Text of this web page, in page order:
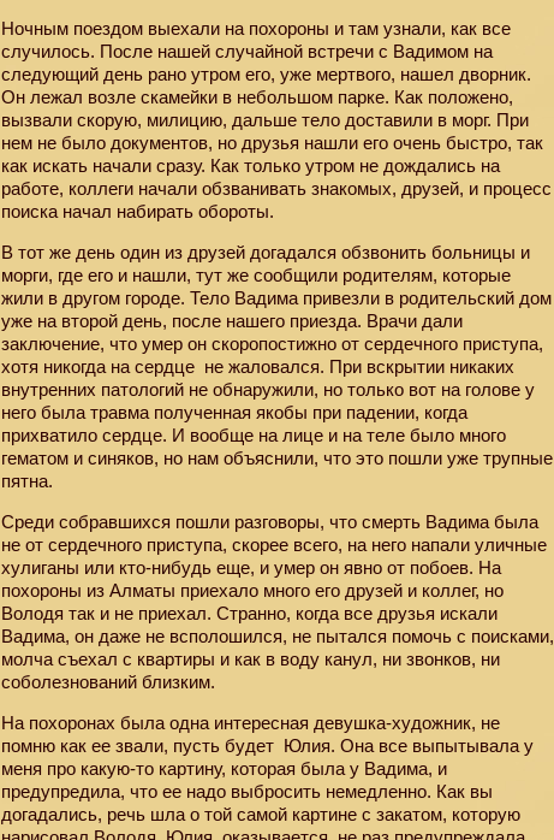
Ночным поездом выехали на похороны и там узнали, как все
случилось. После нашей случайной встречи с Вадимом на
следующий день рано утром его, уже мертвого, нашел дворник.
Он лежал возле скамейки в небольшом парке. Как положено,
вызвали скорую, милицию, дальше тело доставили в морг. При
нем не было документов, но друзья нашли его очень быстро, так
как искать начали сразу. Как только утром не дождались на
работе, коллеги начали обзванивать знакомых, друзей, и процесс
поиска начал набирать обороты.
В тот же день один из друзей догадался обзвонить больницы и
морги, где его и нашли, тут же сообщили родителям, которые
жили в другом городе. Тело Вадима привезли в родительский дом
уже на второй день, после нашего приезда. Врачи дали
заключение, что умер он скоропостижно от сердечного приступа,
хотя никогда на сердце не жаловался. При вскрытии никаких
внутренних патологий не обнаружили, но только вот на голове у
него была травма полученная якобы при падении, когда
прихватило сердце. И вообще на лице и на теле было много
гематом и синяков, но нам объяснили, что это пошли уже трупные
пятна.
Среди собравшихся пошли разговоры, что смерть Вадима была
не от сердечного приступа, скорее всего, на него напали уличные
хулиганы или кто-нибудь еще, и умер он явно от побоев. На
похороны из Алматы приехало много его друзей и коллег, но
Володя так и не приехал. Странно, когда все друзья искали
Вадима, он даже не всполошился, не пытался помочь с поисками,
молча съехал с квартиры и как в воду канул, ни звонков, ни
соболезнований близким.
На похоронах была одна интересная девушка-художник, не
помню как ее звали, пусть будет Юлия. Она все выпытывала у
меня про какую-то картину, которая была у Вадима, и
предупредила, что ее надо выбросить немедленно. Как вы
догадались, речь шла о той самой картине с закатом, которую